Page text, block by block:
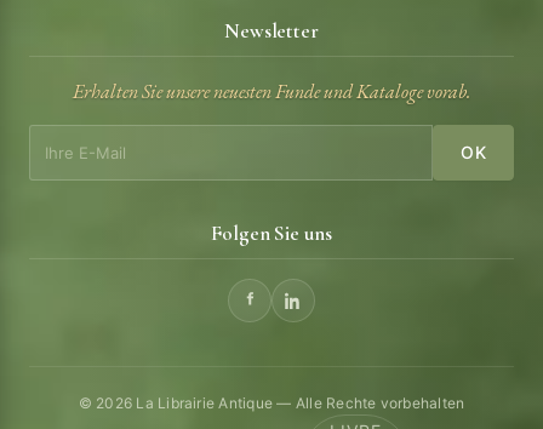
Newsletter
Erhalten Sie unsere neuesten Funde und Kataloge vorab.
OK
Folgen Sie uns
© 2026 La Librairie Antique — Alle Rechte vorbehalten